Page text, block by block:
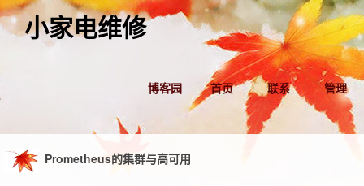
小家电维修
博客园 首页 联系 管理
Prometheus的集群与高可用